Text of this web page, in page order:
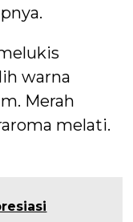
warna
Merah
melati.